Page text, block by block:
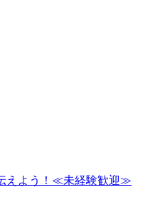
えよう！≪未経験歓迎≫